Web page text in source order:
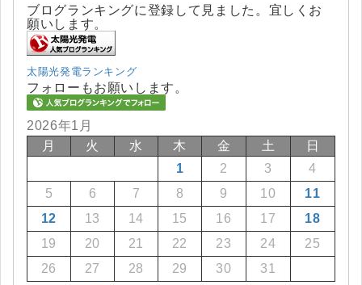
ブログランキングに登録して見ました。宜しくお
願いします。
太陽光発電ランキング
フォローもお願いします。
2026年1月
月
火 水 木 金 土 日
1 2 3
4
5
6 7 8 9 10
11
12
13 14 15 16 17
18
19
20 21 22 23 24
25
26
27 28 29 30 31